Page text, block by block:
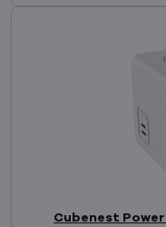
Cubenest